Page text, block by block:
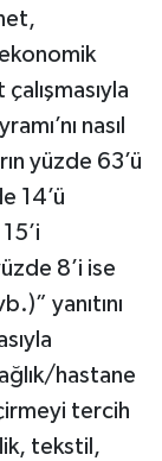
ekonomik
nasıl
yüzde 63’ü
14’ü
8’i ise
yanıtını
hastane
tercih
tekstil,